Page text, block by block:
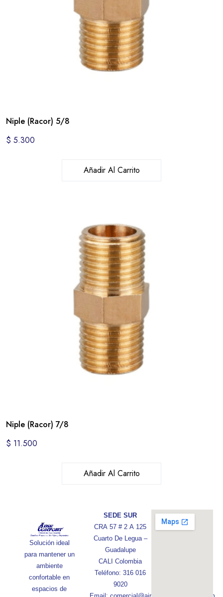
Niple (Racor) 5/8
$ 5.300
Añadir Al Carrito
Niple (Racor) 7/8
$ 11.500
Añadir Al Carrito
Solución ideal
para mantener un
ambiente
confortable en
espacios de
SEDE SUR
CRA 57 # 2 A 125
Cuarto De Legua –
Guadalupe
CALI Colombia
Teléfono: 316 016
9020